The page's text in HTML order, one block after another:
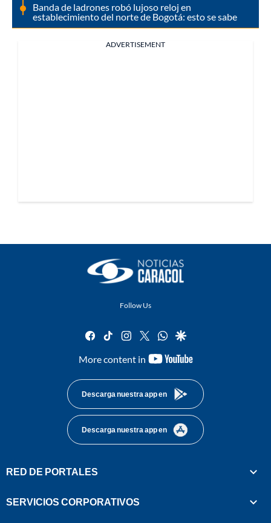
Banda de ladrones robó lujoso reloj en
establecimiento del norte de Bogotá: esto se sabe
ADVERTISEMENT
Follow Us
facebook
tiktok instagram
twitterwhatsapp
google
More content in
youtube-
Descarga nuestra app en
Descarga nuestra app en
RED DE PORTALES
SERVICIOS CORPORATIVOS